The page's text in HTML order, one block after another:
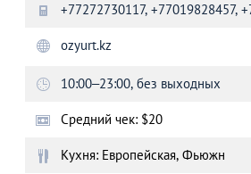
+77272730117, +77019828457,
ozyurt.kz
10:00–23:00, без выходных
Средний чек: $20
Кухня: Европейская, Фьюжн